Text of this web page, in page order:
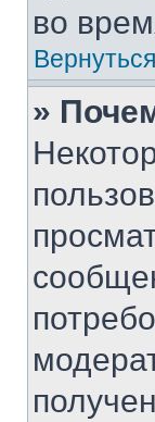
во
»